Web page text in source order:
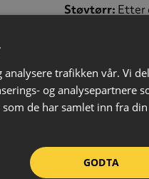
Støvtørr: Etter
Volum:400 ml
Bruksområde:
Fareinformasjon:
Inneholder:
butylacetat,
UFI: X6X2-
trafikken vår. Vi
og analysepartnere
de har samlet inn fra din
GODTA